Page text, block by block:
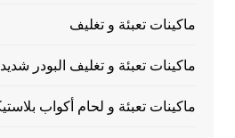
ماكينات تعبئة و تغليف
ماكينات تعبئة و تغليف البودر
ماكينات تعبئة و لحام أكواب